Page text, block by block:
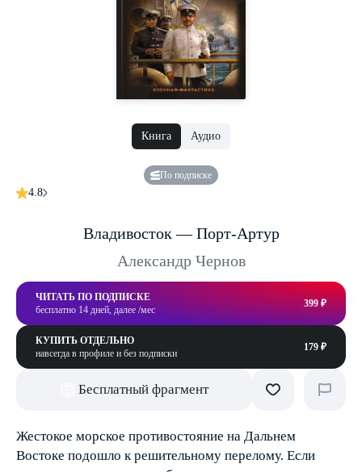
Книга Аудио
По подписке
4.8
Владивосток — Порт-Артур
Александр Чернов
ЧИТАТЬ ПО ПОДПИСКЕ
бесплатно 14 дней, далее /мес
399 ₽
КУПИТЬ ОТДЕЛЬНО
навсегда в профиле и без подписки
179 ₽
Бесплатный фрагмент
Жестокое морское противостояние на Дальнем
Востоке подошло к решительному перелому. Если